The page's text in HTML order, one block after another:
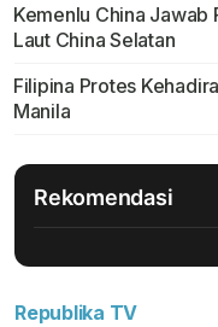
Kemenlu China Jawab
Laut China Selatan
Filipina Protes
Manila
Rekomendasi
Republika TV